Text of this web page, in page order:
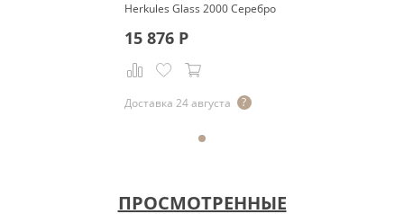
Herkules Glass 2000 Серебро
15 876Р
Доставка 24 августа
ПРОСМОТРЕННЫЕ